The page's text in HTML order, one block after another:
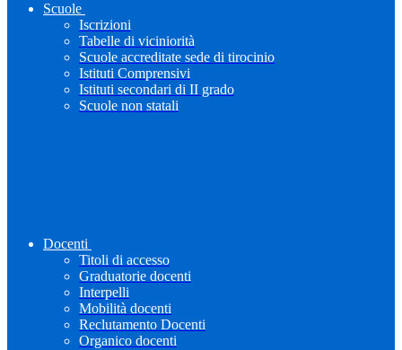
Scuole
Iscrizioni
Tabelle di viciniorità
Scuole accreditate sede di tirocinio
Istituti Comprensivi
Istituti secondari di II grado
Scuole non statali
Docenti
Titoli di accesso
Graduatorie docenti
Interpelli
Mobilità docenti
Reclutamento Docenti
Organico docenti